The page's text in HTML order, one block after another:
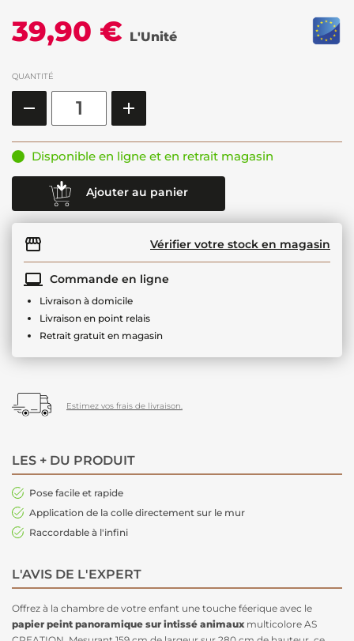
39,90 € L'Unité
QUANTITÉ
Disponible en ligne et en retrait magasin
Ajouter au panier
Vérifier votre stock en magasin
Commande en ligne
Livraison à domicile
Livraison en point relais
Retrait gratuit en magasin
Estimez vos frais de livraison.
LES + DU PRODUIT
Pose facile et rapide
Application de la colle directement sur le mur
Raccordable à l'infini
L'AVIS DE L'EXPERT
Offrez à la chambre de votre enfant une touche féerique avec le
papier peint panoramique sur intissé animaux multicolore AS